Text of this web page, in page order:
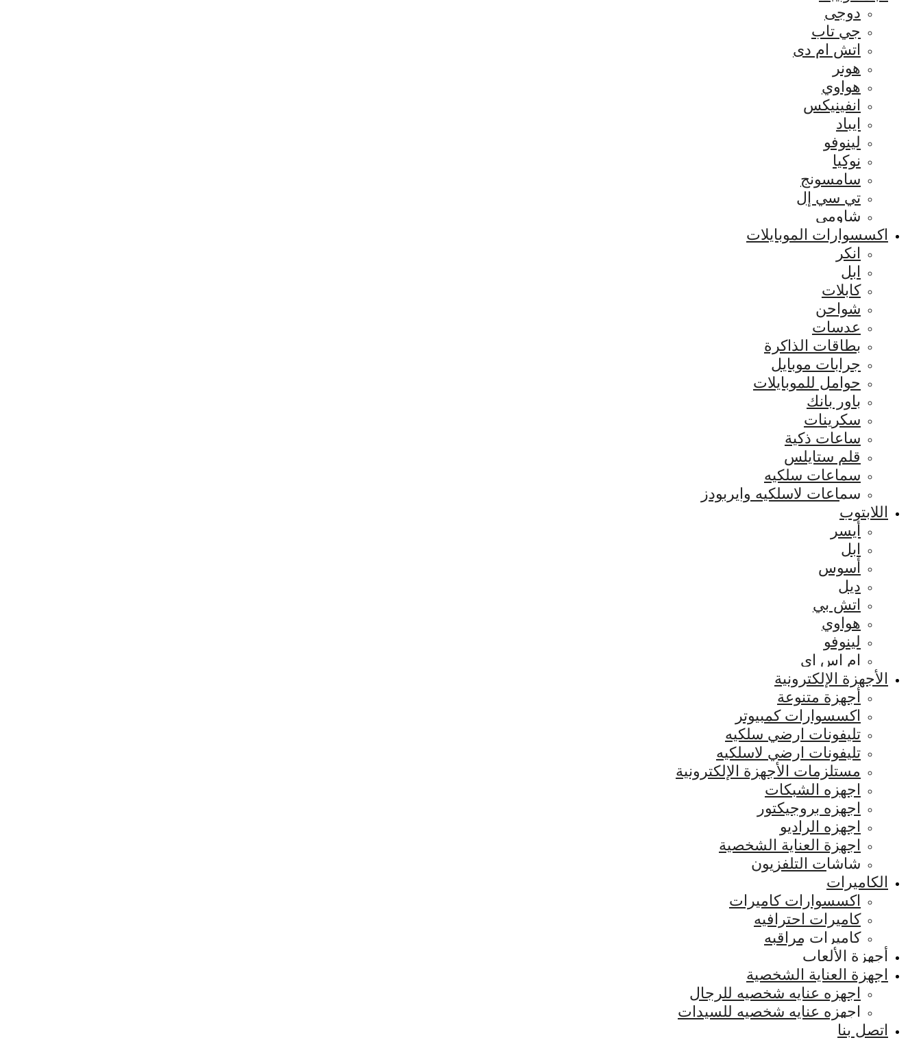
دوجى
جي تاب
اتش ام دى
هونر
هواوي
انفينيكس
ايباد
لينوفو
نوكيا
سامسونج
تي سي إل
شاومي
اكسسوارات الموبايلات
انكر
ابل
كابلات
شواحن
عدسات
بطاقات الذاكرة
جرابات موبايل
حوامل للموبايلات
باور بانك
سكرينات
ساعات ذكية
قلم ستايلس
سماعات سلكيه
سماعات لاسلكيه وايربودز
اللابتوب
أيسر
ابل
أسوس
ديل
اتش بي
هواوي
لينوفو
ام اس اي
الأجهزة الإلكترونية
أجهزة متنوعة
اكسسوارات كمبيوتر
تليفونات ارضي سلكيه
تليفونات ارضي لاسلكيه
مستلزمات الأجهزة الإلكترونية
اجهزه الشبكات
اجهزه بروجيكتور
اجهزه الراديو
اجهزة العناية الشخصية
شاشات التلفزيون
الكاميرات
اكسسوارات كاميرات
كاميرات احترافيه
كاميرات مراقبه
أجهزة الألعاب
اجهزة العناية الشخصية
اجهزه عنايه شخصيه للرجال
اجهزه عنايه شخصيه للسيدات
اتصل بنا